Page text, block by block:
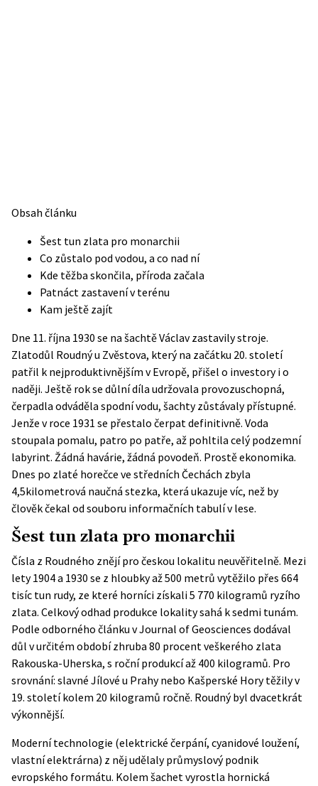
Obsah článku
Šest tun zlata pro monarchii
Co zůstalo pod vodou, a co nad ní
Kde těžba skončila, příroda začala
Patnáct zastavení v terénu
Kam ještě zajít
Dne 11. října 1930 se na šachtě Václav zastavily stroje.
Zlatodůl Roudný u Zvěstova, který na začátku 20. století
patřil k nejproduktivnějším v Evropě, přišel o investory i o
naději. Ještě rok se důlní díla udržovala provozuschopná,
čerpadla odváděla spodní vodu, šachty zůstávaly přístupné.
Jenže v roce 1931 se přestalo čerpat definitivně. Voda
stoupala pomalu, patro po patře, až pohltila celý podzemní
labyrint. Žádná havárie, žádná povodeň. Prostě ekonomika.
Dnes po zlaté horečce ve středních Čechách zbyla
4,5kilometrová naučná stezka, která ukazuje víc, než by
člověk čekal od souboru informačních tabulí v lese.
Šest tun zlata pro monarchii
Čísla z Roudného znějí pro českou lokalitu neuvěřitelně. Mezi
lety 1904 a 1930 se z hloubky až 500 metrů vytěžilo přes 664
tisíc tun rudy, ze které horníci získali 5 770 kilogramů ryzího
zlata. Celkový odhad produkce lokality sahá k sedmi tunám.
Podle odborného článku vJournal of Geosciences dodával
důl v určitém období zhruba 80 procent veškerého zlata
Rakouska-Uherska, s roční produkcí až 400 kilogramů. Pro
srovnání: slavné Jílové u Prahy nebo Kašperské Hory těžily v
19. století kolem 20 kilogramů ročně. Roudný byl dvacetkrát
výkonnější.
Moderní technologie (elektrické čerpání, cyanidové loužení,
vlastní elektrárna) z něj udělaly průmyslový podnik
evropského formátu. Kolem šachet vyrostla hornická